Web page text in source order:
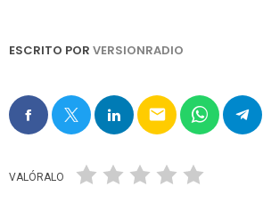
ESCRITO POR VERSIONRADIO
email
VALÓRALO